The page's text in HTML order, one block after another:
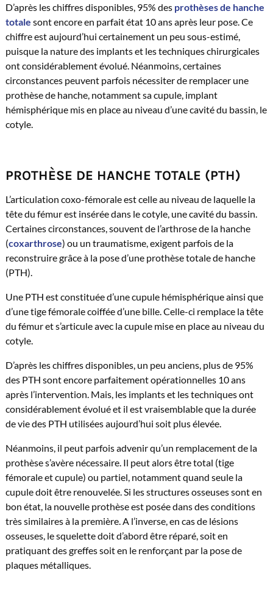
D’après les chiffres disponibles, 95% des prothèses de hanche
totale sont encore en parfait état 10 ans après leur pose. Ce
chiffre est aujourd’hui certainement un peu sous-estimé,
puisque la nature des implants et les techniques chirurgicales
ont considérablement évolué. Néanmoins, certaines
circonstances peuvent parfois nécessiter de remplacer une
prothèse de hanche, notamment sa cupule, implant
hémisphérique mis en place au niveau d’une cavité du bassin, le
cotyle.
PROTHÈSE DE HANCHE TOTALE (PTH)
L’articulation coxo-fémorale est celle au niveau de laquelle la
tête du fémur est insérée dans le cotyle, une cavité du bassin.
Certaines circonstances, souvent de l’arthrose de la hanche
(coxarthrose) ou un traumatisme, exigent parfois de la
reconstruire grâce à la pose d’une prothèse totale de hanche
(PTH).
Une PTH est constituée d’une cupule hémisphérique ainsi que
d’une tige fémorale coiffée d’une bille. Celle-ci remplace la tête
du fémur et s’articule avec la cupule mise en place au niveau du
cotyle.
D’après les chiffres disponibles, un peu anciens, plus de 95%
des PTH sont encore parfaitement opérationnelles 10 ans
après l’intervention. Mais, les implants et les techniques ont
considérablement évolué et il est vraisemblable que la durée
de vie des PTH utilisées aujourd’hui soit plus élevée.
Néanmoins, il peut parfois advenir qu’un remplacement de la
prothèse s’avère nécessaire. Il peut alors être total (tige
fémorale et cupule) ou partiel, notamment quand seule la
cupule doit être renouvelée. Si les structures osseuses sont en
bon état, la nouvelle prothèse est posée dans des conditions
très similaires à la première. A l’inverse, en cas de lésions
osseuses, le squelette doit d’abord être réparé, soit en
pratiquant des greffes soit en le renforçant par la pose de
plaques métalliques.